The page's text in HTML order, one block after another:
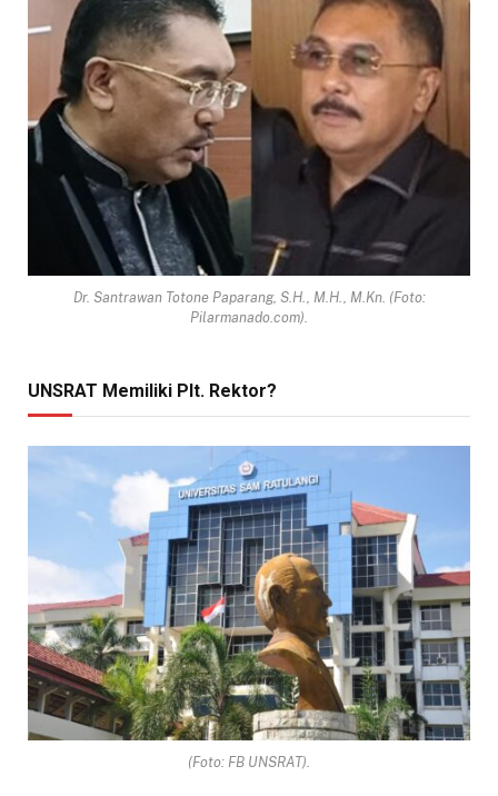
Dr. Santrawan Totone Paparang, S.H., M.H., M.Kn. (Foto:
Pilarmanado.com).
UNSRAT Memiliki Plt. Rektor?
(Foto: FB UNSRAT).